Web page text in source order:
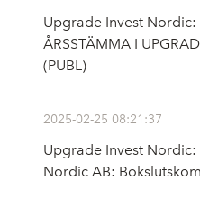
Upgrade Invest Nordic:
ÅRSSTÄMMA I
(PUBL)
2025-02-25 08:21:37
Upgrade Invest
Nordic AB: